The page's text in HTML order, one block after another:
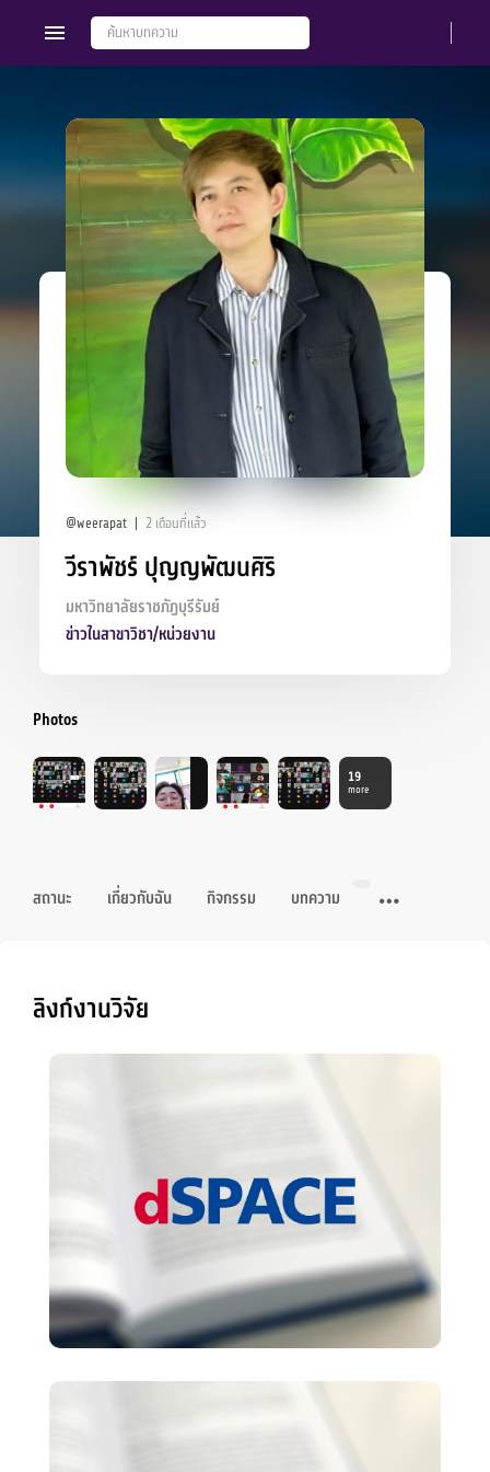
@weerapat 2 เดือนที่แล้ว
วีราพัชร์ ปุญญพัฒนศิริ
มหาวิทยาลัยราชภัฏบุรีรัมย์
ข่าวในสาขาวิชา/หน่วยงาน
Photos
19
more
สถานะ เกี่ยวกับฉัน กิจกรรม บทความ
ลิงก์งานวิจัย
Members Groups